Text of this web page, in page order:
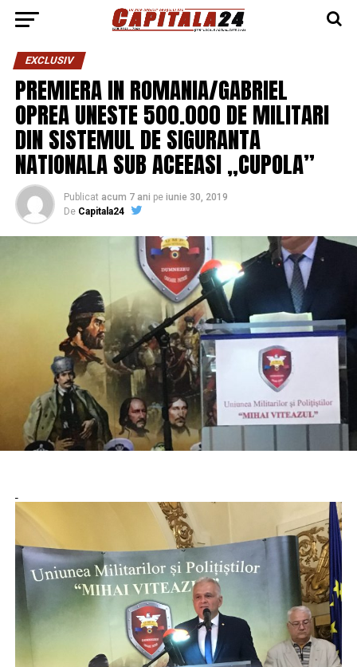
EXCLUSIV
PREMIERA IN ROMANIA/GABRIEL
OPREA UNESTE 500.000 DE MILITARI
DIN SISTEMUL DE SIGURANTA
NATIONALA SUB ACEEASI „CUPOLA”
Publicat acum 7 ani pe iunie 30, 2019
De Capitala24